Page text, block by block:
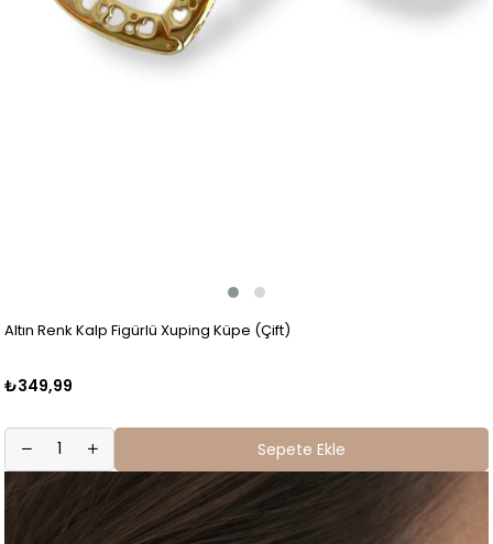
Altın Renk Kalp Figürlü Xuping Küpe (Çift)
₺349,99
Sepete Ekle